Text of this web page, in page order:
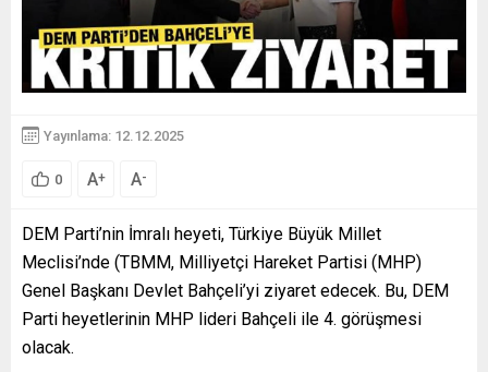
Yayınlama: 12.12.2025
0 A+ A-
DEM Parti’nin İmralı heyeti, Türkiye Büyük Millet
Meclisi’nde (TBMM, Milliyetçi Hareket Partisi (MHP)
Genel Başkanı Devlet Bahçeli’yi ziyaret edecek. Bu, DEM
Parti heyetlerinin MHP lideri Bahçeli ile 4. görüşmesi
olacak.